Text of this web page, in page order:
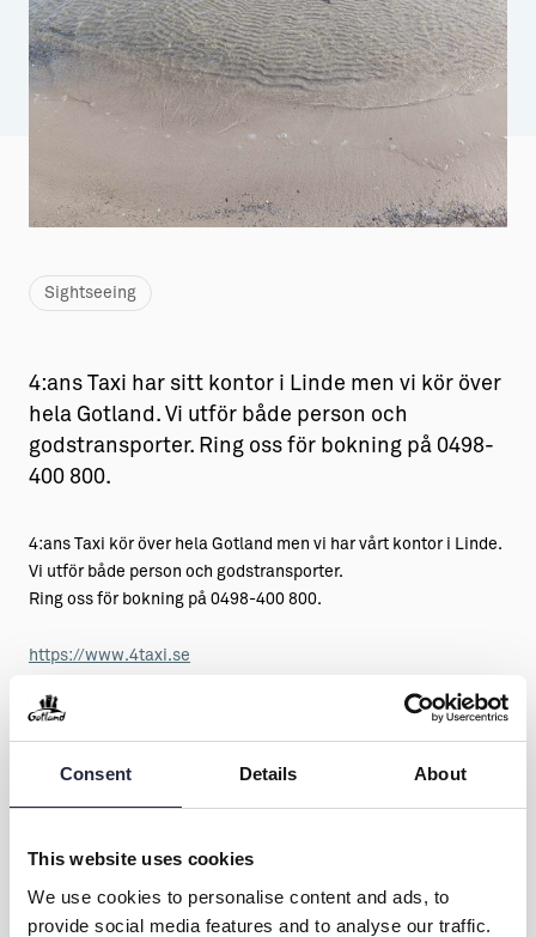
Consent Details About
This website uses cookies
We use cookies to personalise content and ads, to
provide social media features and to analyse our traffic.
Aktiviteter
Sustainable Plejs
Möten & kongresser
Hansestaden världsarv
Gotlands kulturarv
Almedalsveckan
Visby Centrum
→ Gutamål och gotländska
Allt om bostad
→ Hyra bostad
→ Köpa bostad
→ Bygga hus
Allt om livet på Ön
→ Föreningsliv
→ Idrottsliv
Sightseeing
4:ans Taxi har sitt kontor i Linde men vi kör över
hela Gotland. Vi utför både person och
godstransporter. Ring oss för bokning på 0498-
400 800.
4:ans Taxi kör över hela Gotland men vi har vårt kontor i Linde.
Vi utför både person och godstransporter.
Ring oss för bokning på 0498-400 800.
https://www.4taxi.se
Kontakt & öppettider